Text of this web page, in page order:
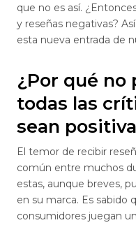
que no es así.
y reseñas negativas?
esta nueva entrada de
¿Por qué no
todas las
sean
El temor de recibir
común entre muchos
estas, aunque breves,
en su marca. Es sabido
consumidores juegan